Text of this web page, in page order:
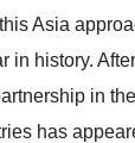
Asia
in history.
in
has